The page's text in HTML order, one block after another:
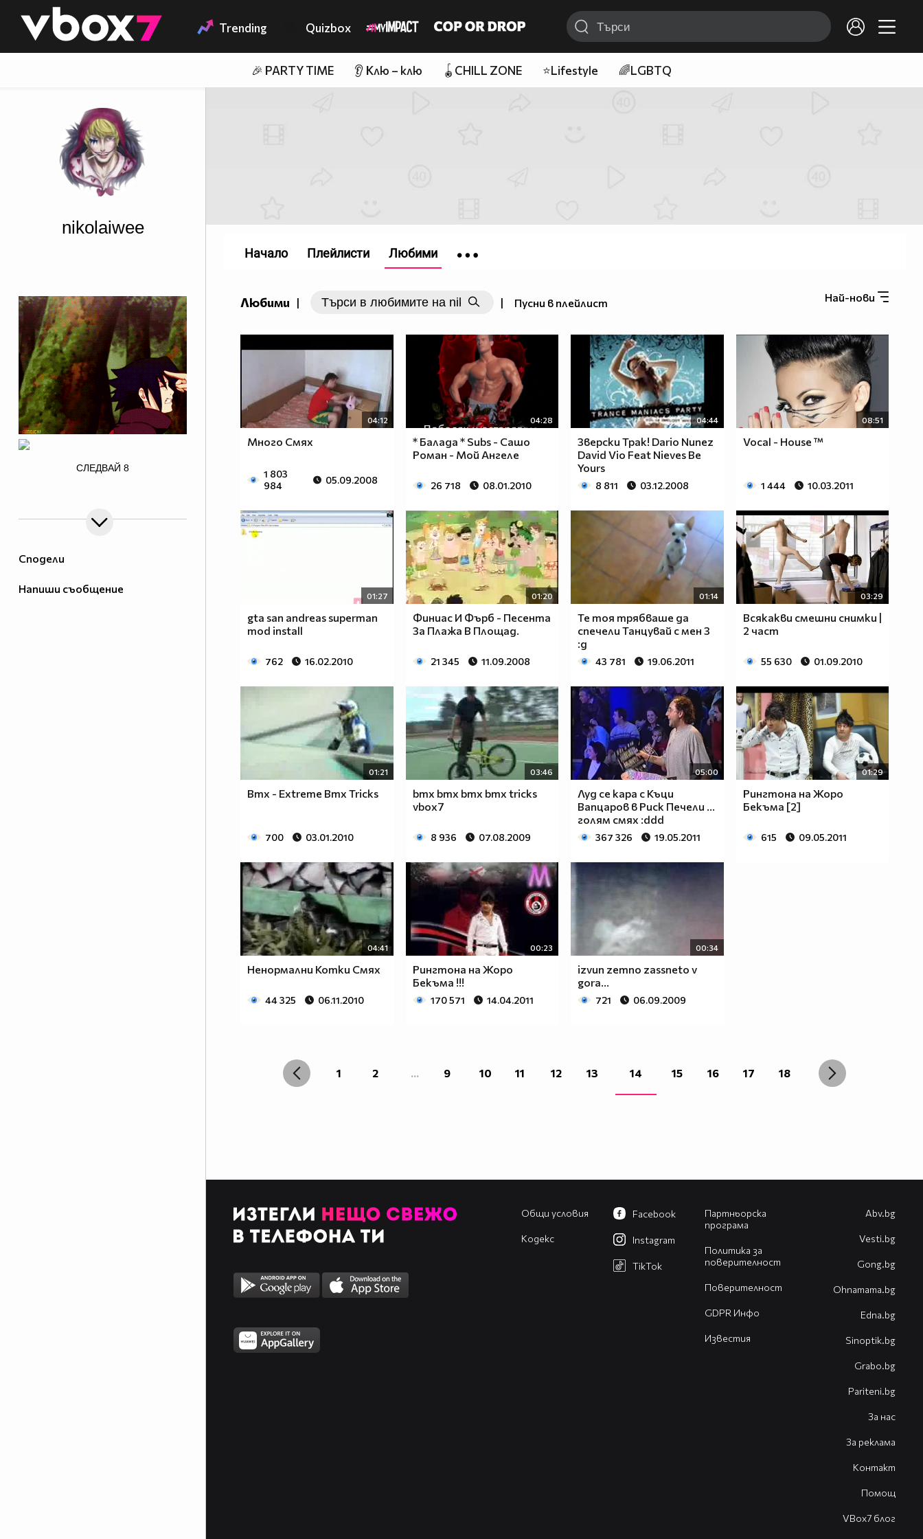
👾 Trending Quizbox
🎉 PARTY TIME 👂 Клю – клю 🪀CHILL ZONE ⭐Lifestyle 🌈LGBTQ
Сподели
Напиши съобщение
nikolaiwee
СЛЕДВАЙ 8
Любими | | Пусни в плейлист Най-нови
04:12
Много Смях
1 803
984
05.09.2008
04:28
* Балада * Subs - Сашо
Роман - Мой Ангеле
26 718 08.01.2010
04:44
Зверски Трак! Dario Nunez
David Vio Feat Nieves Be
Yours
8 811 03.12.2008
08:51
Vocal - House ™
1 444 10.03.2011
01:27
gta san andreas superman
mod install
762 16.02.2010
01:20
Финиас И Фърб - Песента
За Плажа В Площад.
21 345 11.09.2008
01:14
Те тоя трябваше да
спечели Танцувай с мен 3
:д
43 781 19.06.2011
03:29
Всякакви смешни снимки |
2 част
55 630 01.09.2010
01:21
Bmx - Extreme Bmx Tricks
700 03.01.2010
03:46
bmx bmx bmx bmx tricks
vbox7
8 936 07.08.2009
05:00
Луд се кара с Къци
Вапцаров в Риск Печели ...
голям смях :ddd
367 326 19.05.2011
01:29
Рингтона на Жоро
Бекъма [2]
615 09.05.2011
04:41
Ненормални Котки Смях
44 325 06.11.2010
00:23
Рингтона на Жоро
Бекъма !!!
170 571 14.04.2011
00:34
izvun zemno zassneto v
gora...
721 06.09.2009
1 2 ... 9 10 11 12 13 14 15 16 17 18
Начало Плейлисти Любими
Общи условия
Кодекс
Партньорска
програма
Политика за
поверителност
Поверителност
GDPR Инфо
Известия
Facebook
Instagram
TikTok
Abv.bg
Vesti.bg
Gong.bg
Оhnamama.bg
Edna.bg
Sinoptik.bg
Grabo.bg
Pariteni.bg
За нас
За реклама
Контакт
Помощ
VBox7 блог